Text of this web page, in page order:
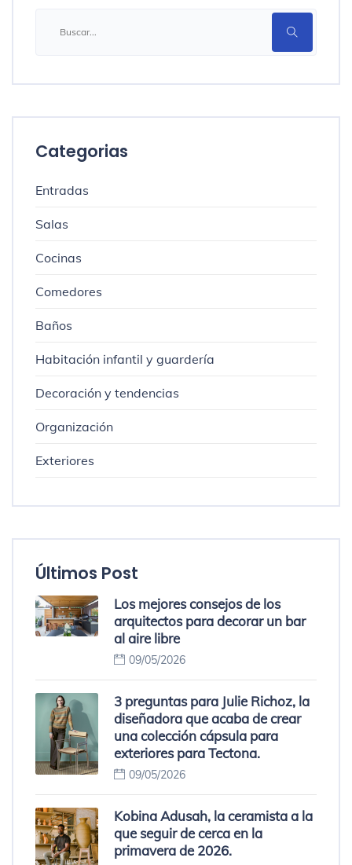
Categorias
Entradas
Salas
Cocinas
Comedores
Baños
Habitación infantil y guardería
Decoración y tendencias
Organización
Exteriores
Últimos Post
Los mejores consejos de los
arquitectos para decorar un bar
al aire libre
09/05/2026
3 preguntas para Julie Richoz, la
diseñadora que acaba de crear
una colección cápsula para
exteriores para Tectona.
09/05/2026
Kobina Adusah, la ceramista a la
que seguir de cerca en la
primavera de 2026.